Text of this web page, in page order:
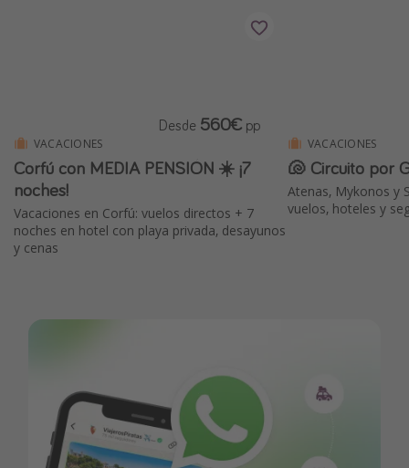
VACACIONES
Corfú con MEDIA PENSIÓN ☀️ ¡7
noches!
Vacaciones en Corfú: vuelos directos + 7
noches en hotel con playa privada, desayunos
y cenas
Desde 560€ pp
VACACIONES
🐚 Circuito por
Atenas, Mykonos y
vuelos, hoteles y